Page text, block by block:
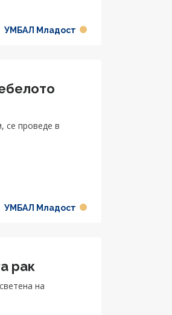
УМБАЛ Младост
УМБАЛ Младост
рак
на